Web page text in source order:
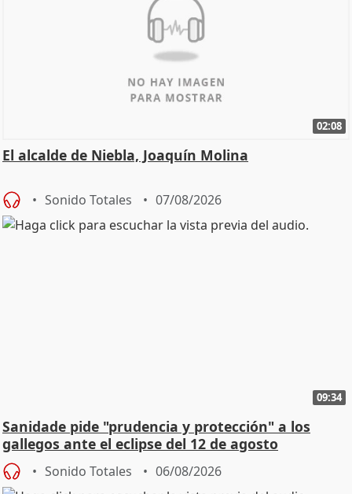
02:08
El alcalde de Niebla, Joaquín Molina
Sonido Totales 07/08/2026
09:34
Sanidade pide "prudencia y protección" a los
gallegos ante el eclipse del 12 de agosto
Sonido Totales 06/08/2026